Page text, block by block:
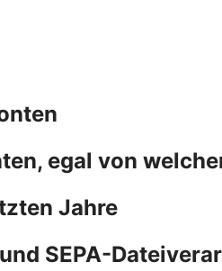
egal von
Jahre
SEPA-